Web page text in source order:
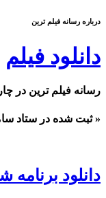
درباره رسانه فيلم ترين
دانلود فیلم
رسانه فیلم ترین در
« ثبت شده در ستاد
دانلود برنامه شب آهنگی